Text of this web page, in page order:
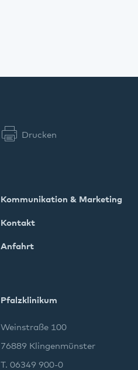
Drucken
Kommunikation & Marketing
Kontakt
Anfahrt
Pfalzklinikum
Weinstraße 100
76889 Klingenmünster
T. 06349 900-0